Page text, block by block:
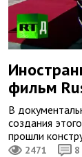
фильм
В
создания
прошли
2471 8